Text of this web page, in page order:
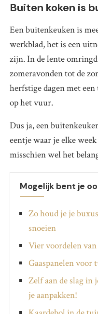
Buiten koken is
Een buitenkeuken is
werkblad, het is een
zijn. In de lente
zomeravonden tot de
herfstige dagen met
op het vuur.
Dus ja, een
eentje waar je elke
misschien wel het
Mogelijk bent je
Zo houd je je
snoeien
Vier voordelen
Gaaspanelen voor
Zelf aan de slag in
je aanpakken!